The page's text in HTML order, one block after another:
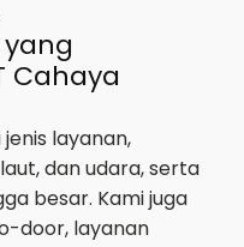
Cahaya
layanan,
dan udara, serta
besar. Kami juga
door, layanan